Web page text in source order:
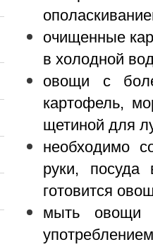
очищенные
в холодной
овощи с
картофель,
щетиной для
необходимо
руки, посуда
готовится
мыть овощи